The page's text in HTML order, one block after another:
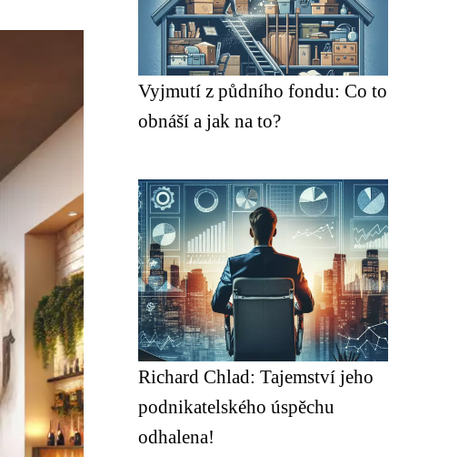
Vyjmutí z půdního fondu: Co to
obnáší a jak na to?
Richard Chlad: Tajemství jeho
podnikatelského úspěchu
odhalena!